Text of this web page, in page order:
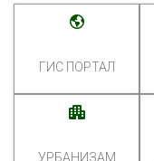
ГИС ПОРТАЛ
УРБАНИЗАМ